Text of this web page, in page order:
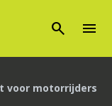
search menu
voor motorrijders